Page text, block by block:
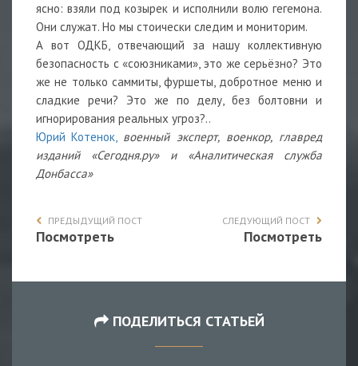
ясно: взяли под козырек и исполнили волю гегемона.
Они служат. Но мы стоически следим и мониторим.
А вот ОДКБ, отвечающий за нашу коллективную
безопасность с «союзниками», это же серьёзно? Это
же не только саммиты, фуршеты, добротное меню и
сладкие речи? Это же по делу, без болтовни и
игнорирования реальных угроз?..
Юрий Котенок, военный эксперт, военкор, главред
изданий «Сегодня.ру» и «Аналитическая служба
Донбасса»
ПРЕДЫДУЩИЙ ПОСТ
Посмотреть
СЛЕДУЮЩИЙ ПОСТ
Посмотреть
ПОДЕЛИТЬСЯ СТАТЬЕЙ